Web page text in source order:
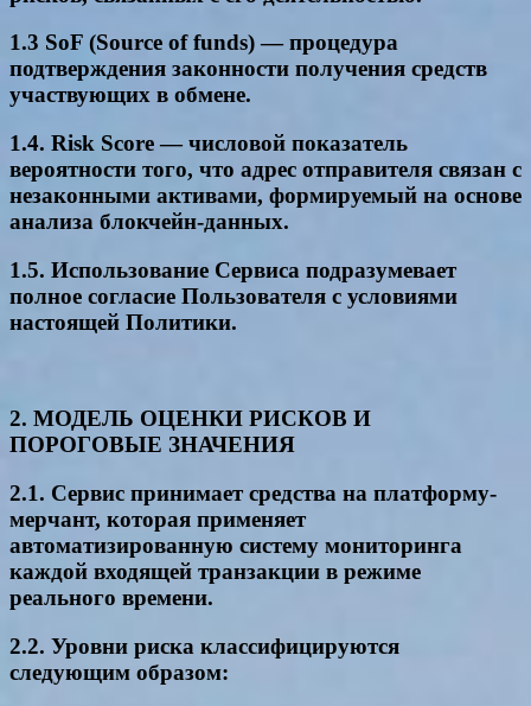
1.3 SoF (Source of funds) — процедура
подтверждения законности получения средств
участвующих в обмене.
1.4. Risk Score — числовой показатель
вероятности того, что адрес отправителя связан с
незаконными активами, формируемый на основе
анализа блокчейн-данных.
1.5. Использование Сервиса подразумевает
полное согласие Пользователя с условиями
настоящей Политики.
2. МОДЕЛЬ ОЦЕНКИ РИСКОВ И
ПОРОГОВЫЕ ЗНАЧЕНИЯ
2.1. Сервис принимает средства на платформу-
мерчант, которая применяет
автоматизированную систему мониторинга
каждой входящей транзакции в режиме
реального времени.
2.2. Уровни риска классифицируются
следующим образом: